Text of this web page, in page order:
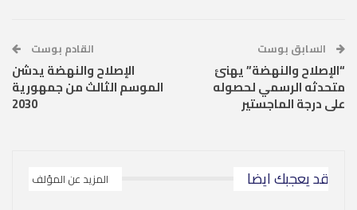
السابق بوست
“الإصلاح والنهضة” يهنئ
متحدثه الرسمي لحصوله
على درجة الماجستير
القادم بوست
الإصلاح والنهضة يدشن
الموسم الثالث من جمهورية
2030
قد يعجبك ايضا المزيد عن المؤلف